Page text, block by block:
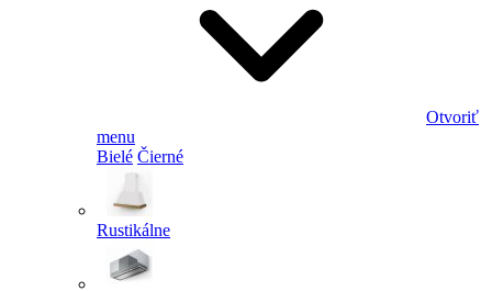
Otvoriť
menu
Bielé Čierné
Rustikálne